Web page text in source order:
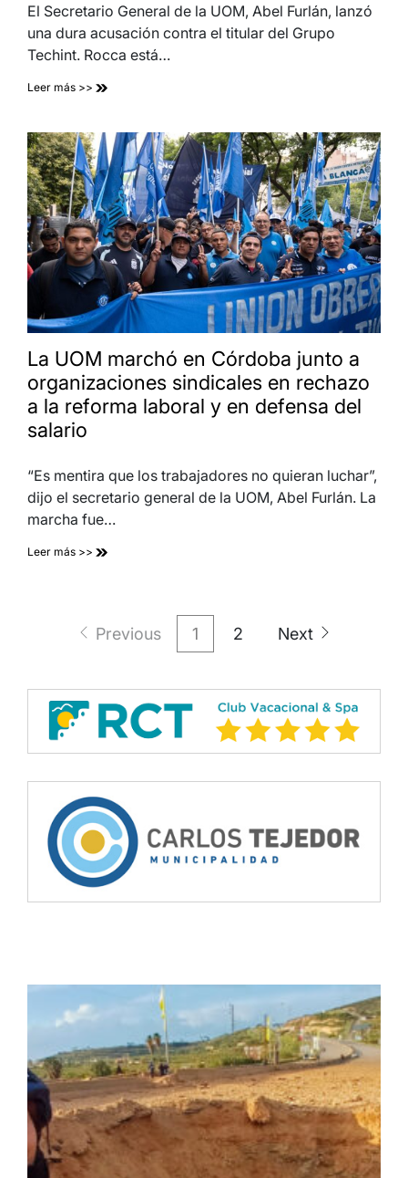
El Secretario General de la UOM, Abel Furlán, lanzó
una dura acusación contra el titular del Grupo
Techint. Rocca está…
Leer más >>
La UOM marchó en Córdoba junto a
organizaciones sindicales en rechazo
a la reforma laboral y en defensa del
salario
“Es mentira que los trabajadores no quieran luchar”,
dijo el secretario general de la UOM, Abel Furlán. La
marcha fue…
Leer más >>
Paginación
Previous 1 2 Next